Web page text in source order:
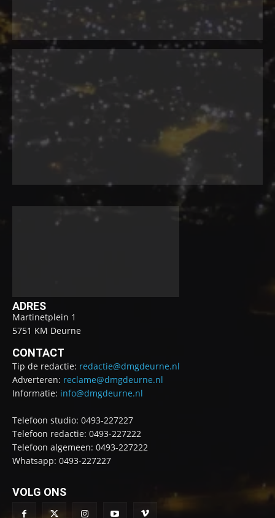
ADRES
Martinetplein 1
5751 KM Deurne
CONTACT
Tip de redactie: redactie@dmgdeurne.nl
Adverteren: reclame@dmgdeurne.nl
Informatie: info@dmgdeurne.nl
Telefoon studio: 0493-227227
Telefoon redactie: 0493-227222
Telefoon algemeen: 0493-227222
Whatsapp: 0493-227227
VOLG ONS